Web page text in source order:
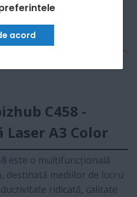
acord
C458 -
A3 Color
este o multifuncțională
destinată mediilor de lucru
ridicată, calitate